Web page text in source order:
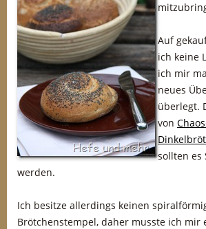
Auf
ich keine
ich mir
neues
überlegt.
von
sollten es
werden.
Ich besitze allerdings keinen
Brötchenstempel, daher musste ich mir